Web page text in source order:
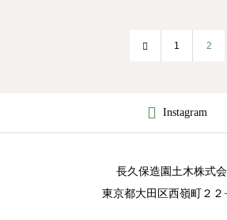
1 2
Instagram
長久保造園土木株式
東京都大田区西嶺町２２